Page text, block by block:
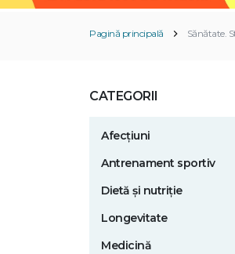
Pagină principală Sănătate.
CATEGORII
Afecțiuni
Antrenament sportiv
Dietă și nutriție
Longevitate
Medicină